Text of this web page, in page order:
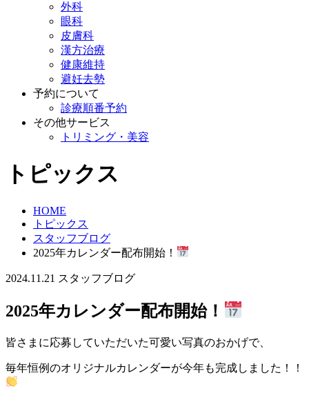
外科
眼科
皮膚科
漢方治療
健康維持
避妊去勢
予約について
診療順番予約
その他サービス
トリミング・美容
トピックス
HOME
トピックス
スタッフブログ
2025年カレンダー配布開始！
2024.11.21 スタッフブログ
2025年カレンダー配布開始！
皆さまに応募していただいた可愛い写真のおかげで、
毎年恒例のオリジナルカレンダーが今年も完成しました！！